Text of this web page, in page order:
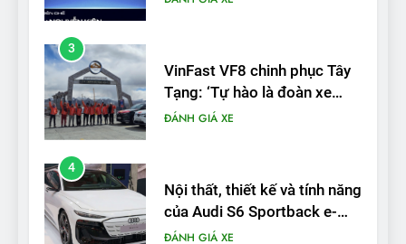
4
Nội thất, thiết kế và tính năng
5
VinFast VF8 đạt 4 sao trong